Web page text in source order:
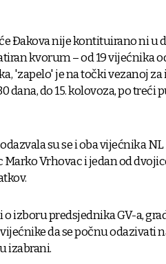
Đakova nije kontituirano ni u
kvorum – od 19 vijećnika
'zapelo' je na točki vezanoj
dana, do 15. kolovoza, po treći
su se i oba vijećnika
Vrhovac i jedan od
izboru predsjednika GV-a,
da se počnu odazivati
izabrani.